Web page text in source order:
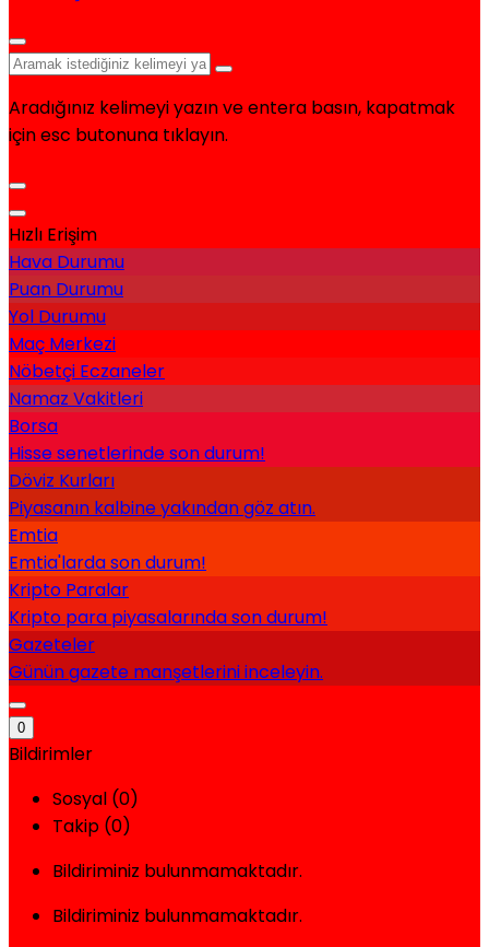
Aradığınız kelimeyi yazın ve entera basın, kapatmak
için esc butonuna tıklayın.
Hızlı Erişim
Hava Durumu
Puan Durumu
Yol Durumu
Maç Merkezi
Nöbetçi Eczaneler
Namaz Vakitleri
Borsa
Hisse senetlerinde son durum!
Döviz Kurları
Piyasanın kalbine yakından göz atın.
Emtia
Emtia'larda son durum!
Kripto Paralar
Kripto para piyasalarında son durum!
Gazeteler
Günün gazete manşetlerini inceleyin.
0
Bildirimler
Sosyal (0)
Takip (0)
Bildiriminiz bulunmamaktadır.
Bildiriminiz bulunmamaktadır.